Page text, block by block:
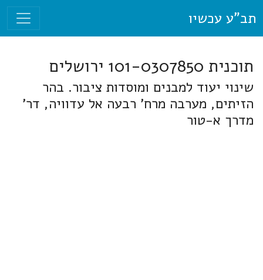
תב"ע עכשיו
תוכנית 101-0307850 ירושלים
שינוי יעוד למבנים ומוסדות ציבור. בהר
הזיתים, מערבה מרח' רבעה אל עדוויה, דר'
מדרך א-טור